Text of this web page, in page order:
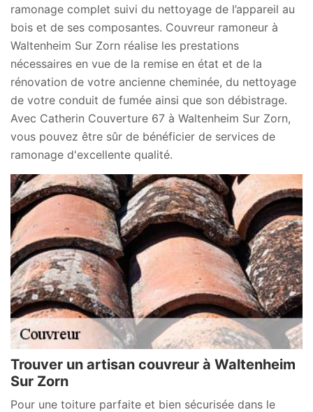
ramonage complet suivi du nettoyage de l’appareil au
bois et de ses composantes. Couvreur ramoneur à
Waltenheim Sur Zorn réalise les prestations
nécessaires en vue de la remise en état et de la
rénovation de votre ancienne cheminée, du nettoyage
de votre conduit de fumée ainsi que son débistrage.
Avec Catherin Couverture 67 à Waltenheim Sur Zorn,
vous pouvez être sûr de bénéficier de services de
ramonage d'excellente qualité.
Trouver un artisan couvreur à Waltenheim
Sur Zorn
Pour une toiture parfaite et bien sécurisée dans le